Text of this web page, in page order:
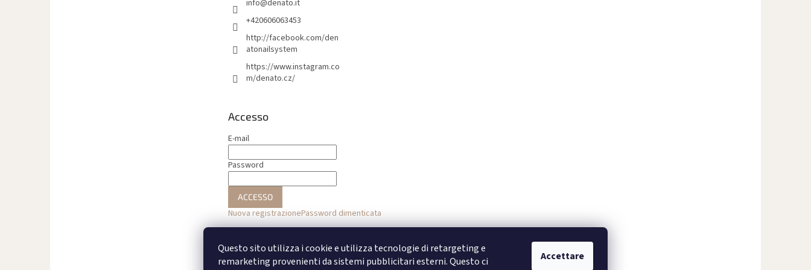
Questo sito utilizza i cookie e utilizza tecnologie di retargeting e
remarketing provenienti da sistemi pubblicitari esterni. Questo ci
Accettare
info@denato.it
+420606063453
http://facebook.com/den
atonailsystem
https://www.instagram.co
m/denato.cz/
Accesso
E-mail
Password
ACCESSO
Nuova registrazionePassword dimenticata
Accesso con Facebook